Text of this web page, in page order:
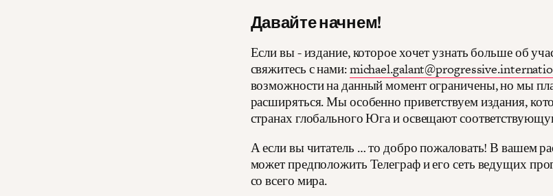
Давайте начнем!
Если вы - издание, которое хочет узнать больше об
свяжитесь с нами:
возможности на данный момент ограничены, но мы
расширяться. Мы особенно приветствуем издания,
странах глобального Юга и освещают
А если вы читатель … то добро пожаловать! В вашем
может предположить Телеграф и его сеть ведущих
со всего мира.